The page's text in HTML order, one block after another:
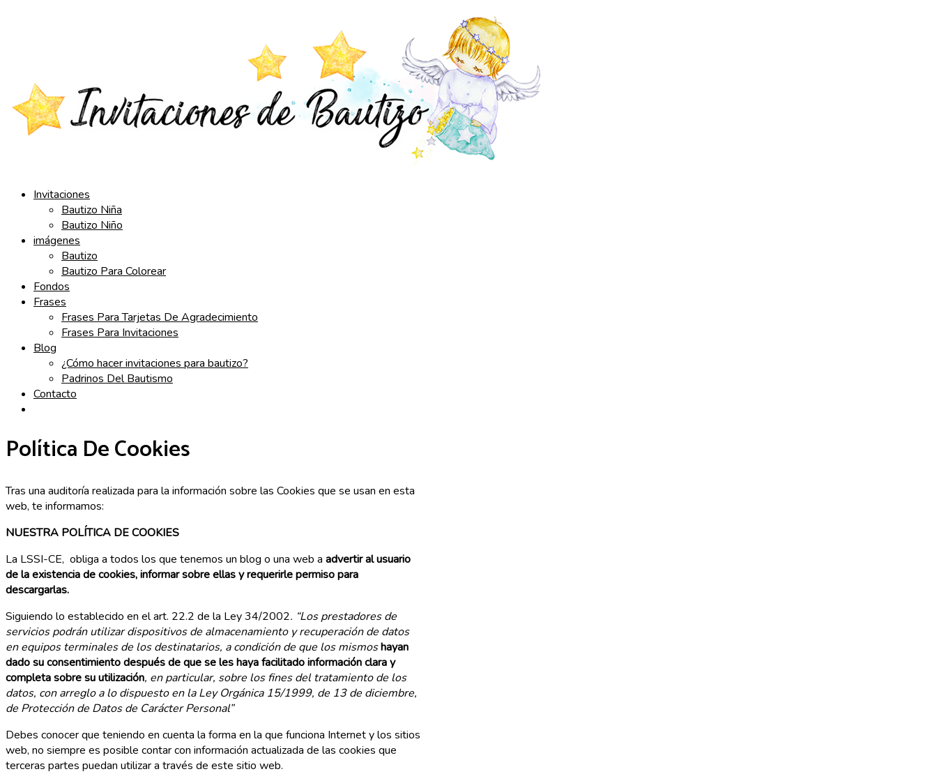
Invitaciones
Bautizo Niña
Bautizo Niño
imágenes
Bautizo
Bautizo Para Colorear
Fondos
Frases
Frases Para Tarjetas De Agradecimiento
Frases Para Invitaciones
Blog
¿Cómo hacer invitaciones para bautizo?
Padrinos Del Bautismo
Contacto
Política De Cookies
Tras una auditoría realizada para la información sobre las Cookies que se usan en esta
web, te informamos:
NUESTRA POLÍTICA DE COOKIES
La LSSI-CE, obliga a todos los que tenemos un blog o una web a advertir al usuario
de la existencia de cookies, informar sobre ellas y requerirle permiso para
descargarlas.
Siguiendo lo establecido en el art. 22.2 de la Ley 34/2002. “Los prestadores de
servicios podrán utilizar dispositivos de almacenamiento y recuperación de datos
en equipos terminales de los destinatarios, a condición de que los mismoshayan
dado su consentimiento después de que se les haya facilitado información clara y
completa sobre su utilización, en particular, sobre los fines del tratamiento de los
datos, con arreglo a lo dispuesto en la Ley Orgánica 15/1999, de 13 de diciembre,
de Protección de Datos de Carácter Personal”
Debes conocer que teniendo en cuenta la forma en la que funciona Internet y los sitios
web, no siempre es posible contar con información actualizada de las cookies que
terceras partes puedan utilizar a través de este sitio web.